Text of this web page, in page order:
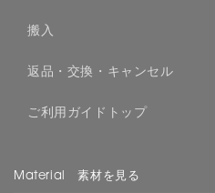
搬入
返品・交換・キャンセル
ご利用ガイドトップ
Material 素材を見る